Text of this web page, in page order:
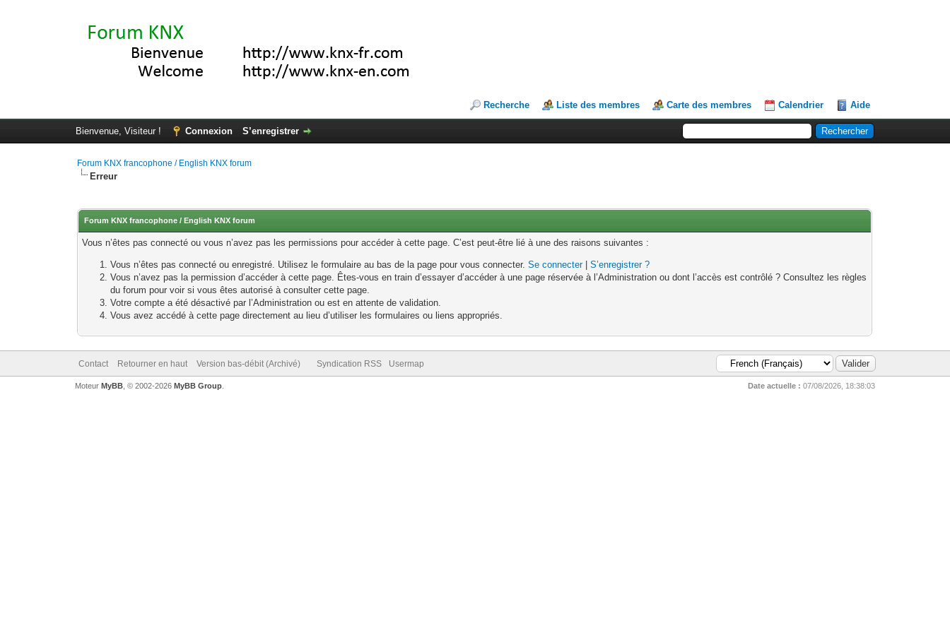
Recherche Liste des membres Carte des membres Calendrier Aide
Bienvenue, Visiteur ! Connexion S’enregistrer
Forum KNX francophone / English KNX forum
Erreur
Forum KNX francophone / English KNX forum
Vous n’êtes pas connecté ou vous n’avez pas les permissions pour accéder à cette page. C’est peut-être lié à une des raisons suivantes :
Vous n’êtes pas connecté ou enregistré. Utilisez le formulaire au bas de la page pour vous connecter.Se connecter|S’enregistrer ?
Vous n’avez pas la permission d’accéder à cette page. Êtes-vous en train d’essayer d’accéder à une page réservée à l’Administration ou dont l’accès est contrôlé ? Consultez les règles
du forum pour voir si vous êtes autorisé à consulter cette page.
Votre compte a été désactivé par l’Administration ou est en attente de validation.
Vous avez accédé à cette page directement au lieu d’utiliser les formulaires ou liens appropriés.
Contact Retourner en haut Version bas-débit (Archivé) Syndication RSS Usermap
Date actuelle : 07/08/2026, 18:38:03
Moteur MyBB, © 2002-2026 MyBB Group.